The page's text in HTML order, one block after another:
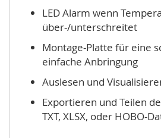
LED Alarm wenn
über-/unterschreitet
Montage-Platte für eine
einfache Anbringung
Auslesen und
Exportieren und Teilen
TXT, XLSX, oder HOBO-